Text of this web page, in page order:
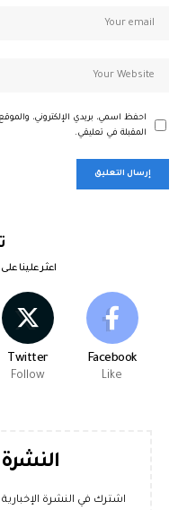
احفظ اسمي، بريدي الإلكتروني،
المقبلة في تعليقي.
اعثر علينا
Facebook
Like
Twitter
Follow
اشترك في النشرة